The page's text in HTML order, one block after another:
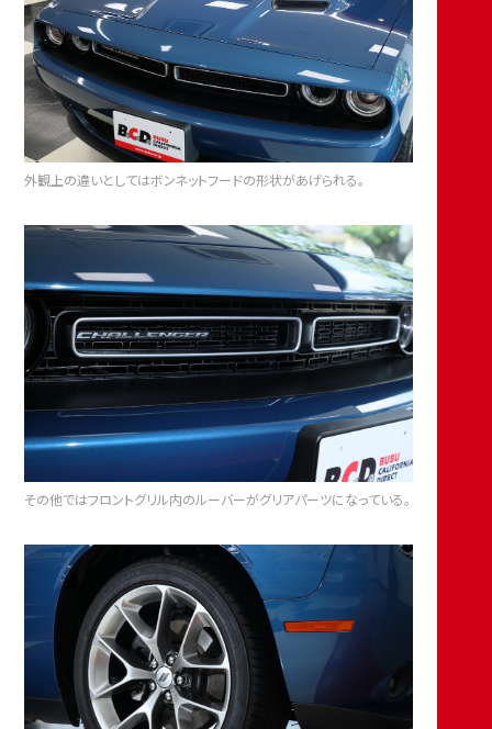
外観上の違いとしてはボンネットフードの形状があげられる。
その他ではフロントグリル内のルーバーがグリアパーツになっている。